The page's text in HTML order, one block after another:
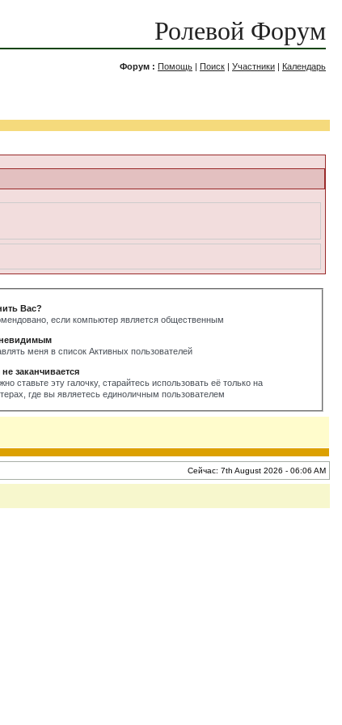
Ролевой Форум
Форум : Помощь | Поиск | Участники | Календарь
Вас?
если компьютер является общественным
меня в список Активных пользователей
заканчивается
ставьте эту галочку, старайтесь использовать её только на
где вы являетесь единоличным пользователем
Сейчас: 7th August 2026 - 06:06 AM